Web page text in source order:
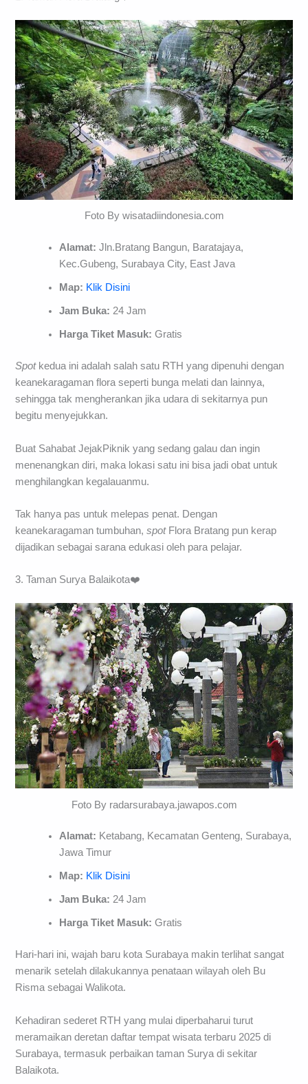
Foto By wisatadiindonesia.com
Alamat: Jln.Bratang Bangun, Baratajaya,
Kec.Gubeng, Surabaya City, East Java
Map: Klik Disini
Jam Buka: 24 Jam
Harga Tiket Masuk: Gratis
Spotkedua ini adalah salah satu RTH yang dipenuhi dengan
keanekaragaman flora seperti bunga melati dan lainnya,
sehingga tak mengherankan jika udara di sekitarnya pun
begitu menyejukkan.
Buat Sahabat JejakPiknik yang sedang galau dan ingin
menenangkan diri, maka lokasi satu ini bisa jadi obat untuk
menghilangkan kegalauanmu.
Tak hanya pas untuk melepas penat. Dengan
keanekaragaman tumbuhan,spotFlora Bratang pun kerap
dijadikan sebagai sarana edukasi oleh para pelajar.
3. Taman Surya Balaikota❤️
Foto By radarsurabaya.jawapos.com
Alamat: Ketabang, Kecamatan Genteng, Surabaya,
Jawa Timur
Map: Klik Disini
Jam Buka: 24 Jam
Harga Tiket Masuk: Gratis
Hari-hari ini, wajah baru kota Surabaya makin terlihat sangat
menarik setelah dilakukannya penataan wilayah oleh Bu
Risma sebagai Walikota.
Kehadiran sederet RTH yang mulai diperbaharui turut
meramaikan deretan daftar tempat wisata terbaru 2025 di
Surabaya, termasuk perbaikan taman Surya di sekitar
Balaikota.